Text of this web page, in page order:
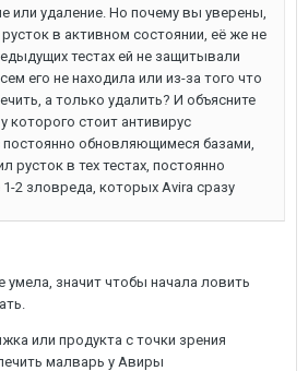
или удаление. Но почему вы уверены,
в активном состоянии, её же не
тестах ей не защитывали
его не находила или из-за того что
а только удалить? И объясните
которого стоит антивирус
постоянно обновляющимеся базами,
русток в тех тестах, постоянно
2 зловреда, которых Avira сразу
умела, значит чтобы начала ловить
или продукта с точки зрения
малварь у Авиры